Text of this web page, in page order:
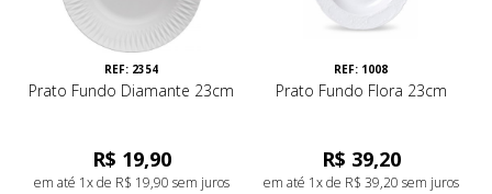
REF: 2354
Prato Fundo Diamante 23cm
R$ 19,90
em até 1x de R$ 19,90 sem juros
REF: 1008
Prato Fundo Flora 23cm
R$ 39,20
em até 1x de R$ 39,20 sem juros